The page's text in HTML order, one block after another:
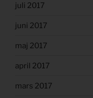
juli 2017
juni 2017
maj 2017
april 2017
mars 2017